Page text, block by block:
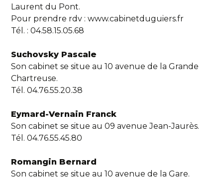
Laurent du Pont.
Pour prendre rdv : www.cabinetduguiers.fr
Tél. : 04.58.15.05.68
Suchovsky Pascale
Son cabinet se situe au 10 avenue de la Grande
Chartreuse.
Tél. 04.76.55.20.38
Eymard-Vernain Franck
Son cabinet se situe au 09 avenue Jean-Jaurès.
Tél. 04.76.55.45.80
Romangin Bernard
Son cabinet se situe au 10 avenue de la Gare.